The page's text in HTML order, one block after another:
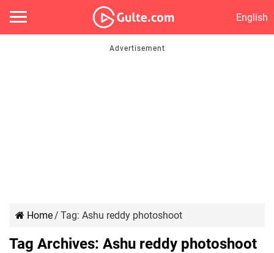
English
Home/ Tag: Ashu reddy photoshoot
Tag Archives: Ashu reddy photoshoot